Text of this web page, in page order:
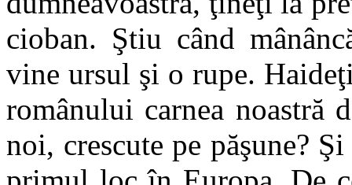
cioban. Ştiu când
vine ursul şi o rupe.
românului carnea noastră
noi, crescute pe păşune?